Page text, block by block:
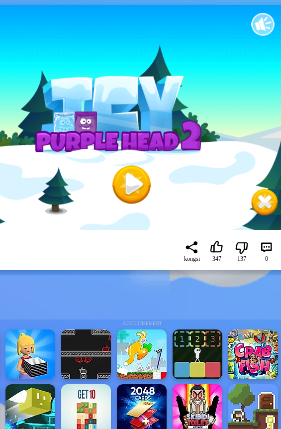
ADVERTISEMENT
kongsi 347 137 0